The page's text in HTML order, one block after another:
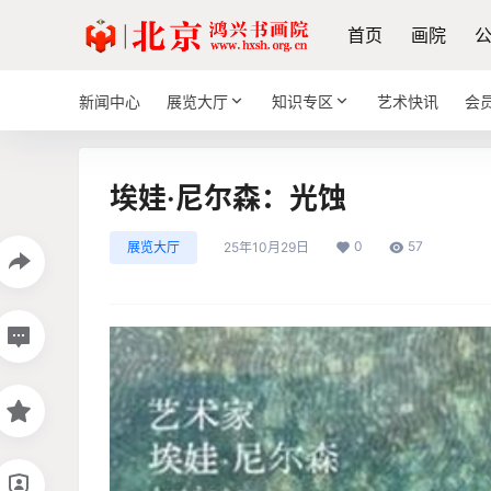
首页 画院
新闻中心 展览大厅 知识专区 艺术快讯 会
埃娃·尼尔森：光蚀
展览大厅 25年10月29日 0 57